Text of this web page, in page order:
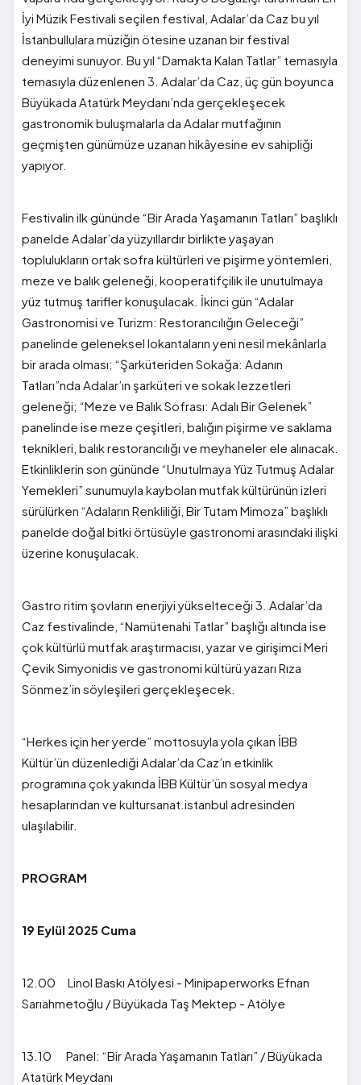
İyi Müzik Festivali seçilen festival, Adalar’da Caz bu yıl
İstanbullulara müziğin ötesine uzanan bir festival
deneyimi sunuyor. Bu yıl “Damakta Kalan Tatlar” temasıyla
temasıyla düzenlenen 3. Adalar’da Caz, üç gün boyunca
Büyükada Atatürk Meydanı’nda gerçekleşecek
gastronomik buluşmalarla da Adalar mutfağının
geçmişten günümüze uzanan hikâyesine ev sahipliği
yapıyor.
Festivalin ilk gününde “Bir Arada Yaşamanın Tatları” başlıklı
panelde Adalar’da yüzyıllardır birlikte yaşayan
toplulukların ortak sofra kültürleri ve pişirme yöntemleri,
meze ve balık geleneği, kooperatifçilik ile unutulmaya
yüz tutmuş tarifler konuşulacak. İkinci gün “Adalar
Gastronomisi ve Turizm: Restorancılığın Geleceği”
panelinde geleneksel lokantaların yeni nesil mekânlarla
bir arada olması; “Şarküteriden Sokağa: Adanın
Tatları”nda Adalar’ın şarküteri ve sokak lezzetleri
geleneği; “Meze ve Balık Sofrası: Adalı Bir Gelenek”
panelinde ise meze çeşitleri, balığın pişirme ve saklama
teknikleri, balık restorancılığı ve meyhaneler ele alınacak.
Etkinliklerin son gününde “Unutulmaya Yüz Tutmuş Adalar
Yemekleri” sunumuyla kaybolan mutfak kültürünün izleri
sürülürken “Adaların Renkliliği, Bir Tutam Mimoza” başlıklı
panelde doğal bitki örtüsüyle gastronomi arasındaki ilişki
üzerine konuşulacak.
Gastro ritim şovların enerjiyi yükselteceği 3. Adalar’da
Caz festivalinde, “Namütenahi Tatlar” başlığı altında ise
çok kültürlü mutfak araştırmacısı, yazar ve girişimci Meri
Çevik Simyonidis ve gastronomi kültürü yazarı Rıza
Sönmez’in söyleşileri gerçekleşecek.
“Herkes için her yerde” mottosuyla yola çıkan İBB
Kültür’ün düzenlediği Adalar’da Caz’ın etkinlik
programına çok yakında İBB Kültür’ün sosyal medya
hesaplarından ve kultursanat.istanbul adresinden
ulaşılabilir.
PROGRAM
19 Eylül 2025 Cuma
12.00 Linol Baskı Atölyesi - Minipaperworks Efnan
Sarıahmetoğlu / Büyükada Taş Mektep - Atölye
13.10 Panel: “Bir Arada Yaşamanın Tatları” / Büyükada
Atatürk Meydanı